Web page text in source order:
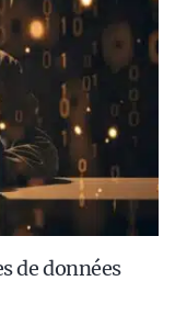
de données